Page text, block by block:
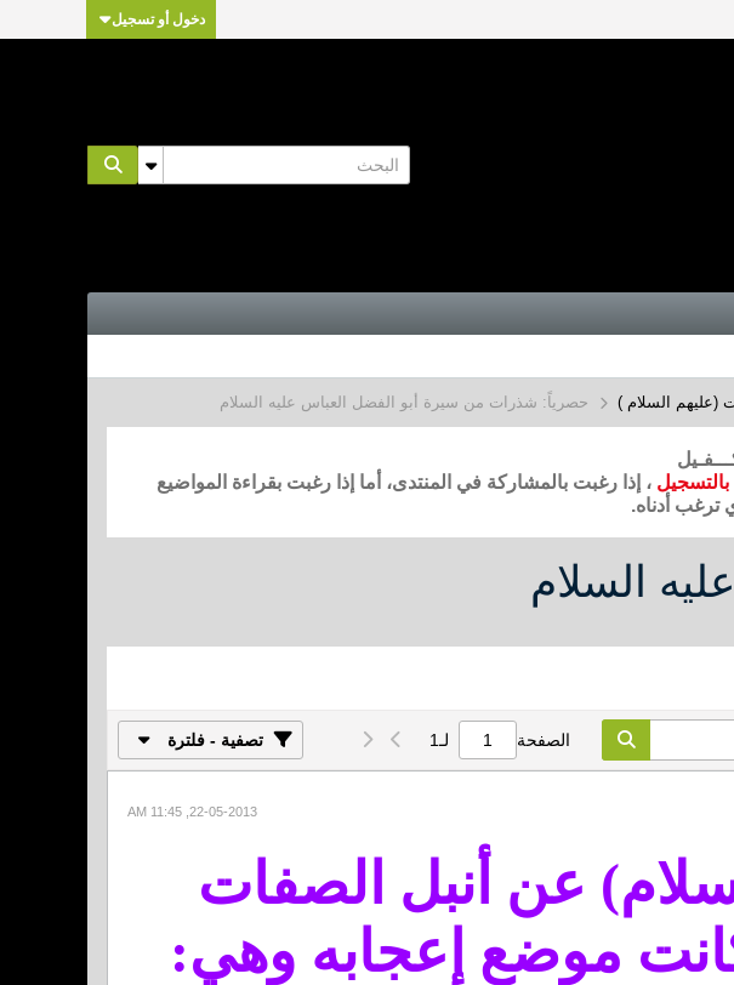
دخول أو تسجيل
(عليهم السلام ) حصرياً: شذرات من سيرة أبو الفضل العباس عليه السلام
بالتسجيل ، إذا رغبت بالمشاركة في المنتدى، أما إذا رغبت بقراءة المواضيع
ترغب أدناه.
السلام
الصفحة لـ1 تصفية - فلترة
22-05-2013, 11:45 AM
عن أنبل الصفات
كانت موضع إعجابه وهي: